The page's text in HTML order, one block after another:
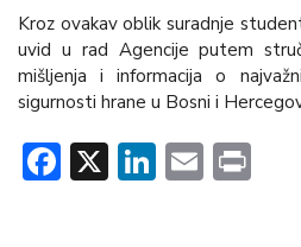
Kroz ovakav oblik suradnje
uvid u rad Agencije putem
mišljenja i informacija o
sigurnosti hrane u Bosni i
Facebook
X LinkedIn
Email